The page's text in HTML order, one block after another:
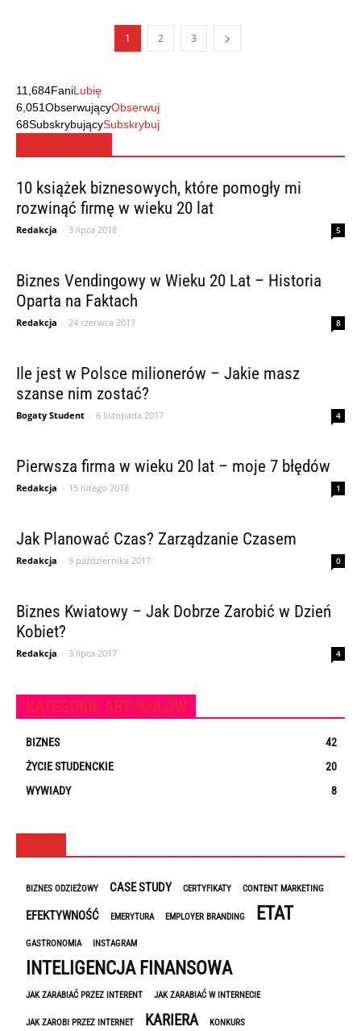
1 2 3
11,684FaniLubię
6,051ObserwującyObserwuj
68SubskrybującySubskrybuj
10 książek biznesowych, które pomogły mi
rozwinąć firmę w wieku 20 lat
Redakcja - 3 lipca 2018 5
Biznes Vendingowy w Wieku 20 Lat – Historia
Oparta na Faktach
Redakcja - 24 czerwca 2017 8
Ile jest w Polsce milionerów – Jakie masz
szanse nim zostać?
Bogaty Student - 6 listopada 2017 4
Pierwsza firma w wieku 20 lat – moje 7 błędów
Redakcja - 15 lutego 2018 1
Jak Planować Czas? Zarządzanie Czasem
Redakcja - 9 października 2017 0
Biznes Kwiatowy – Jak Dobrze Zarobić w Dzień
Kobiet?
Redakcja - 3 lipca 2017 4
KATEGORIE ARTYKUŁÓW
BIZNES
42
ŻYCIE STUDENCKIE
20
WYWIADY
8
BIZNES ODZIEŻOWY CASE STUDY CERTYFIKATY CONTENT MARKETING
EFEKTYWNOŚĆ EMERYTURA EMPLOYER BRANDING ETAT
GASTRONOMIA INSTAGRAM
INTELIGENCJA FINANSOWA
JAK ZARABIAĆ PRZEZ INTERENT JAK ZARABIAĆ W INTERNECIE
JAK ZAROBI PRZEZ INTERNET KARIERA KONKURS